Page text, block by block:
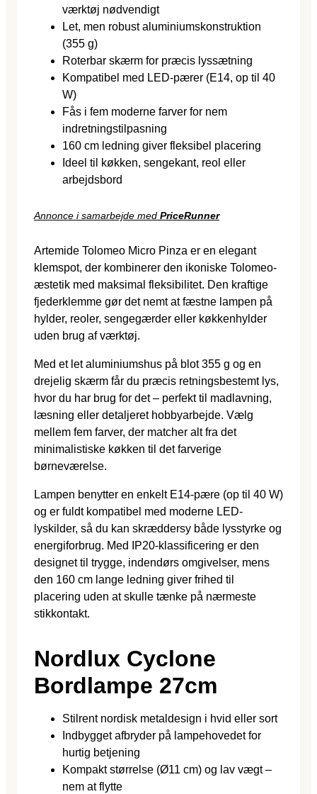
værktøj nødvendigt
Let, men robust aluminiumskonstruktion
(355 g)
Roterbar skærm for præcis lyssætning
Kompatibel med LED-pærer (E14, op til 40
W)
Fås i fem moderne farver for nem
indretningstilpasning
160 cm ledning giver fleksibel placering
Ideel til køkken, sengekant, reol eller
arbejdsbord
Annonce i samarbejde med PriceRunner
Artemide Tolomeo Micro Pinza er en elegant
klemspot, der kombinerer den ikoniske Tolomeo-
æstetik med maksimal fleksibilitet. Den kraftige
fjederklemme gør det nemt at fæstne lampen på
hylder, reoler, sengegærder eller køkkenhylder
uden brug af værktøj.
Med et let aluminiumshus på blot 355 g og en
drejelig skærm får du præcis retningsbestemt lys,
hvor du har brug for det – perfekt til madlavning,
læsning eller detaljeret hobbyarbejde. Vælg
mellem fem farver, der matcher alt fra det
minimalistiske køkken til det farverige
børneværelse.
Lampen benytter en enkelt E14-pære (op til 40 W)
og er fuldt kompatibel med moderne LED-
lyskilder, så du kan skræddersy både lysstyrke og
energiforbrug. Med IP20-klassificering er den
designet til trygge, indendørs omgivelser, mens
den 160 cm lange ledning giver frihed til
placering uden at skulle tænke på nærmeste
stikkontakt.
Nordlux Cyclone
Bordlampe 27cm
Stilrent nordisk metaldesign i hvid eller sort
Indbygget afbryder på lampehovedet for
hurtig betjening
Kompakt størrelse (Ø11 cm) og lav vægt –
nem at flytte